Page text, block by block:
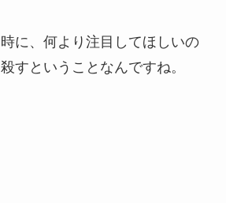
に、何より注目してほしいの
すということなんですね。